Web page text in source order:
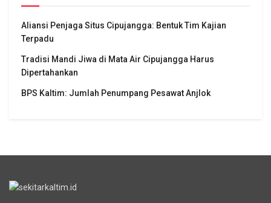
Aliansi Penjaga Situs Cipujangga: Bentuk Tim Kajian
Terpadu
Tradisi Mandi Jiwa di Mata Air Cipujangga Harus
Dipertahankan
BPS Kaltim: Jumlah Penumpang Pesawat Anjlok